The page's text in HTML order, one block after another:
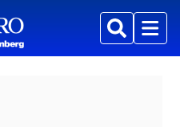
BuscarMenu